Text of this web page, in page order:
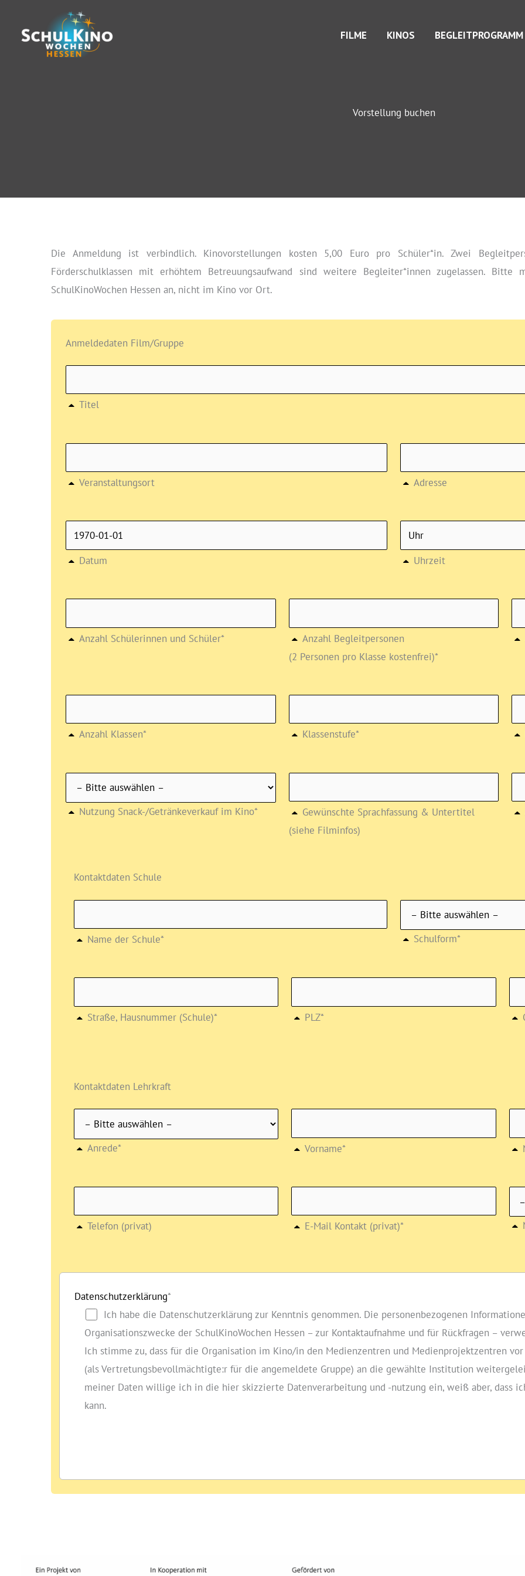
Inhalt
springen
FILME KINOS BEGLEITPROGRAMM
Vorstellung buchen
Die Anmeldung ist verbindlich. Kinovorstellungen kosten 5,00 Euro pro Schüler*in. Zwei
Förderschulklassen mit erhöhtem Betreuungsaufwand sind weitere Begleiter*innen zugelassen.
SchulKinoWochen Hessen an, nicht im Kino vor Ort.
Anmeldedaten Film/Gruppe
Titel
Veranstaltungsort Adresse
Datum Uhrzeit
Anzahl Schülerinnen und Schüler*
Anzahl Begleitpersonen
(2 Personen pro Klasse kostenfrei)*
Anzahl Klassen* Klassenstufe*
Nutzung Snack-/Getränkeverkauf im Kino*
Gewünschte Sprachfassung & Untertitel
(siehe Filminfos)
Kontaktdaten Schule
Name der Schule* Schulform*
Straße, Hausnummer (Schule)* PLZ*
Kontaktdaten Lehrkraft
Anrede* Vorname*
Telefon (privat) E-Mail Kontakt (privat)*
Datenschutzerklärung*
Ich habe die Datenschutzerklärung zur Kenntnis genommen. Die personenbezogenen
Organisationszwecke der SchulKinoWochen Hessen – zur Kontaktaufnahme und für Rückfragen –
Ich stimme zu, dass für die Organisation im Kino/in den Medienzentren und Medienprojektzentren
(als Vertretungsbevollmächtigte:r für die angemeldete Gruppe) an die gewählte Institution
meiner Daten willige ich in die hier skizzierte Datenverarbeitung und ‑nutzung ein, weiß aber, dass
kann.